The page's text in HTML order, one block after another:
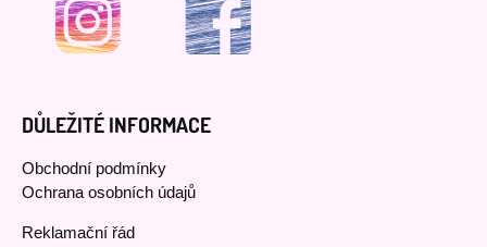
DŮLEŽITÉ INFORMACE
Obchodní podmínky
Ochrana osobních údajů
Reklamační řád